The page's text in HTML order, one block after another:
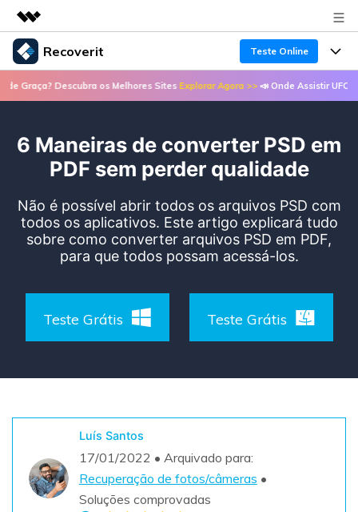
Produtos em destaque
Criatividade digital com IA generativa
Negócios
Visão geral
Soluções
Sobre nós
Sala de imprensa
Loja
Suporte
Recoverit Teste Online
Produtos
Recoverit para Windows
Uma ferramenta líder de recuperação de dados
Teste Grátis
Recoverit para Mac
Recupere dados ilimitados do sistema Mac
Recoverit Grátis
Recupere dados perdidos/excluídos gratuitamente
Teste Grátis
Recursos
Recuperar arquivos de mídia
Recuperar arquivos de documentos
Recuperação de dispositivos
Soluções de arquivos
Soluções para computadores
Soluções de backup
Porque Recoverit
Histórias de usuários
Entrar
Teste Online
os Melhores SitesExplorar Agora >> 📣 Onde Assistir UFC de Graça?
6 Maneiras de converter PSD em
PDF sem perder qualidade
Não é possível abrir todos os arquivos PSD com
todos os aplicativos. Este artigo explicará tudo
sobre como converter arquivos PSD em PDF,
para que todos possam acessá-los.
Teste Grátis Teste Grátis
Luís Santos
17/01/2022 • Arquivado para:
Recuperação de fotos/câmeras •
Soluções comprovadas